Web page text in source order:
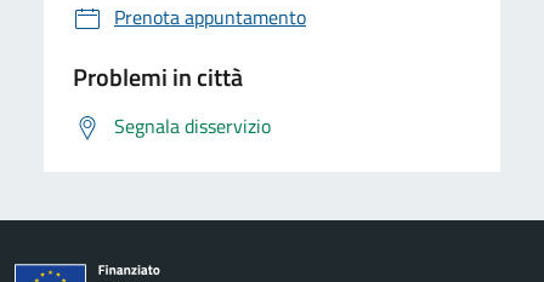
Prenota appuntamento
Problemi in città
Segnala disservizio